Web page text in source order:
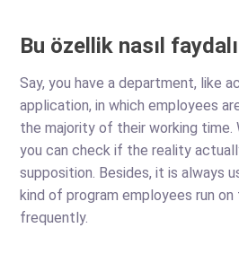
Bu özellik nasıl
Say, you have a department, like
application, in which employees
the majority of their working time.
you can check if the reality
supposition. Besides, it is always
kind of program employees run
frequently.